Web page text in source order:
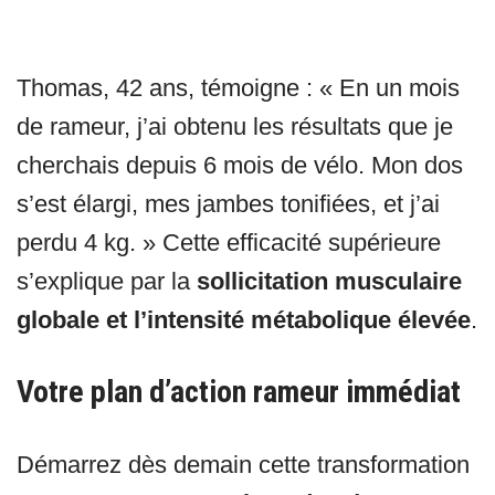
Thomas, 42 ans, témoigne : « En un mois
de rameur, j’ai obtenu les résultats que je
cherchais depuis 6 mois de vélo. Mon dos
s’est élargi, mes jambes tonifiées, et j’ai
perdu 4 kg. » Cette efficacité supérieure
s’explique par la sollicitation musculaire
globale et l’intensité métabolique élevée.
Votre plan d’action rameur immédiat
Démarrez dès demain cette transformation